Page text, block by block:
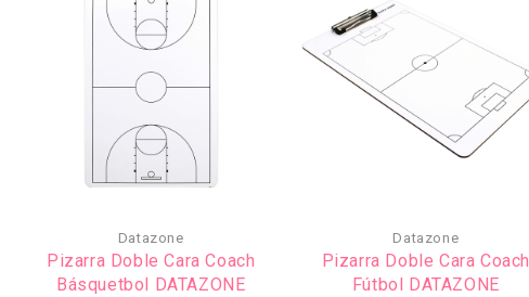
Datazone
Pizarra Doble Cara Coach
Básquetbol DATAZONE
Datazone
Pizarra Doble Cara Coach
Fútbol DATAZONE